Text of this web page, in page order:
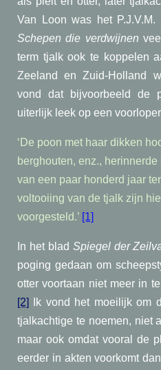
Van Loon was het
Schepen die verdwijnen
term tjalk ook te koppelen
Zeeland en Zuid-Holland
vond dat bijvoorbeeld de
uiterlijk leek op een
‘De poon met haar dikken
berghouten, enz.,
van een paar honderd jaar
voltooiing van de tjalk zijn
voorgesteld.’ [1]
In het blad Spiegel der
poging gedaan om
otter voortaan niet meer in
[2]
Ik vond het moeilijk om
tjalkachtige te noemen, niet
maar ook omdat vooral de
eerder in akten voorkomt